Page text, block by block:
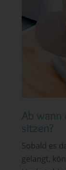
Ab wann
sitzen?
Sobald es
gelangt,